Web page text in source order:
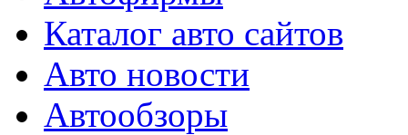
Каталог авто сайтов
Авто новости
Автообзоры